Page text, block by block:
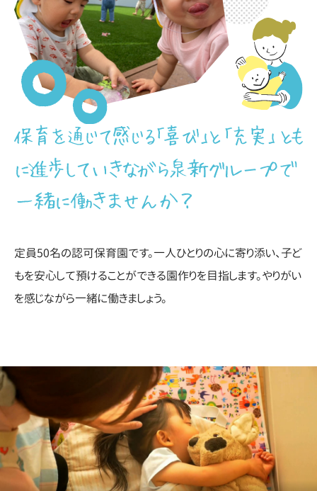
定員50名の認可保育園です。一人ひとりの心に寄り添い、子ど
もを安心して預けることができる園作りを目指します。やりがい
を感じながら一緒に働きましょう。